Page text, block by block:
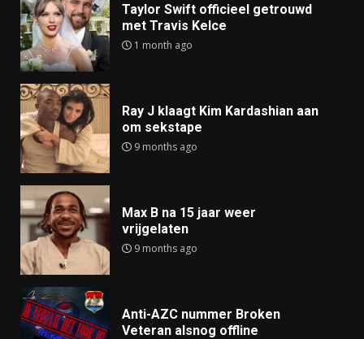
Taylor Swift officieel getrouwd
met Travis Kelce
1 month ago
Ray J klaagt Kim Kardashian aan
om sekstape
9 months ago
Max B na 15 jaar weer
vrijgelaten
9 months ago
Anti-AZC nummer Broken
Veteran alsnog offline